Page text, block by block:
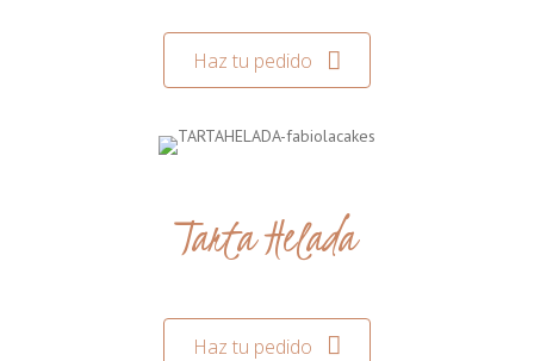
Haz tu pedido
Tarta Helada
Haz tu pedido